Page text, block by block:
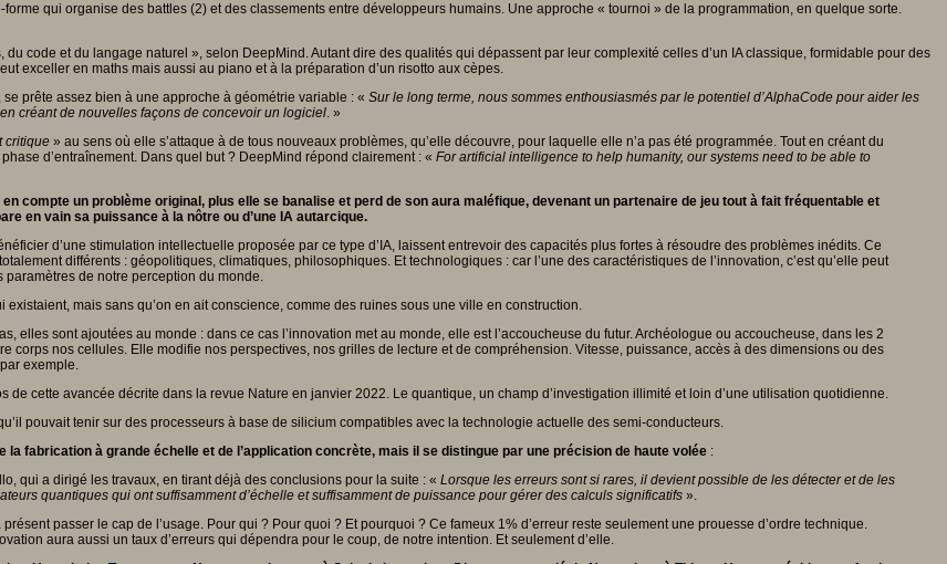
qui organise des battles (2) et des classements entre développeurs humains. Une approche « tournoi » de la programmation, en quelque sorte.
code et du langage naturel », selon DeepMind. Autant dire des qualités qui dépassent par leur complexité celles d’un IA classique, formidable pour des
exceller en maths mais aussi au piano et à la préparation d’un risotto aux cèpes.
prête assez bien à une approche à géométrie variable : « Sur le long terme, nous sommes enthousiasmés par le potentiel d’AlphaCode pour aider les
créant de nouvelles façons de concevoir un logiciel. »
critique » au sens où elle s’attaque à de tous nouveaux problèmes, qu’elle découvre, pour laquelle elle n’a pas été programmée. Tout en créant du
d’entraînement. Dans quel but ? DeepMind répond clairement : « For artificial intelligence to help humanity, our systems need to be able to
compte un problème original, plus elle se banalise et perd de son aura maléfique, devenant un partenaire de jeu tout à fait fréquentable et
en vain sa puissance à la nôtre ou d’une IA autarcique.
d’une stimulation intellectuelle proposée par ce type d’IA, laissent entrevoir des capacités plus fortes à résoudre des problèmes inédits. Ce
différents : géopolitiques, climatiques, philosophiques. Et technologiques : car l’une des caractéristiques de l’innovation, c’est qu’elle peut
de notre perception du monde.
mais sans qu’on en ait conscience, comme des ruines sous une ville en construction.
elles sont ajoutées au monde : dans ce cas l’innovation met au monde, elle est l’accoucheuse du futur. Archéologue ou accoucheuse, dans les 2
corps nos cellules. Elle modifie nos perspectives, nos grilles de lecture et de compréhension. Vitesse, puissance, accès à des dimensions ou des
exemple.
de cette avancée décrite dans la revue Nature en janvier 2022. Le quantique, un champ d’investigation illimité et loin d’une utilisation quotidienne.
pouvait tenir sur des processeurs à base de silicium compatibles avec la technologie actuelle des semi-conducteurs.
fabrication à grande échelle et de l’application concrète, mais il se distingue par une précision de haute volée :
qui a dirigé les travaux, en tirant déjà des conclusions pour la suite : « Lorsque les erreurs sont si rares, il devient possible de les détecter et de les
quantiques qui ont suffisamment d’échelle et suffisamment de puissance pour gérer des calculs significatifs ».
passer le cap de l’usage. Pour qui ? Pour quoi ? Et pourquoi ? Ce fameux 1% d’erreur reste seulement une prouesse d’ordre technique.
aura aussi un taux d’erreurs qui dépendra pour le coup, de notre intention. Et seulement d’elle.